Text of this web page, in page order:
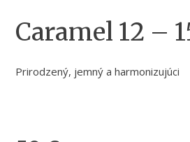
Caramel 12 –
Prirodzený, jemný a harmonizujúci